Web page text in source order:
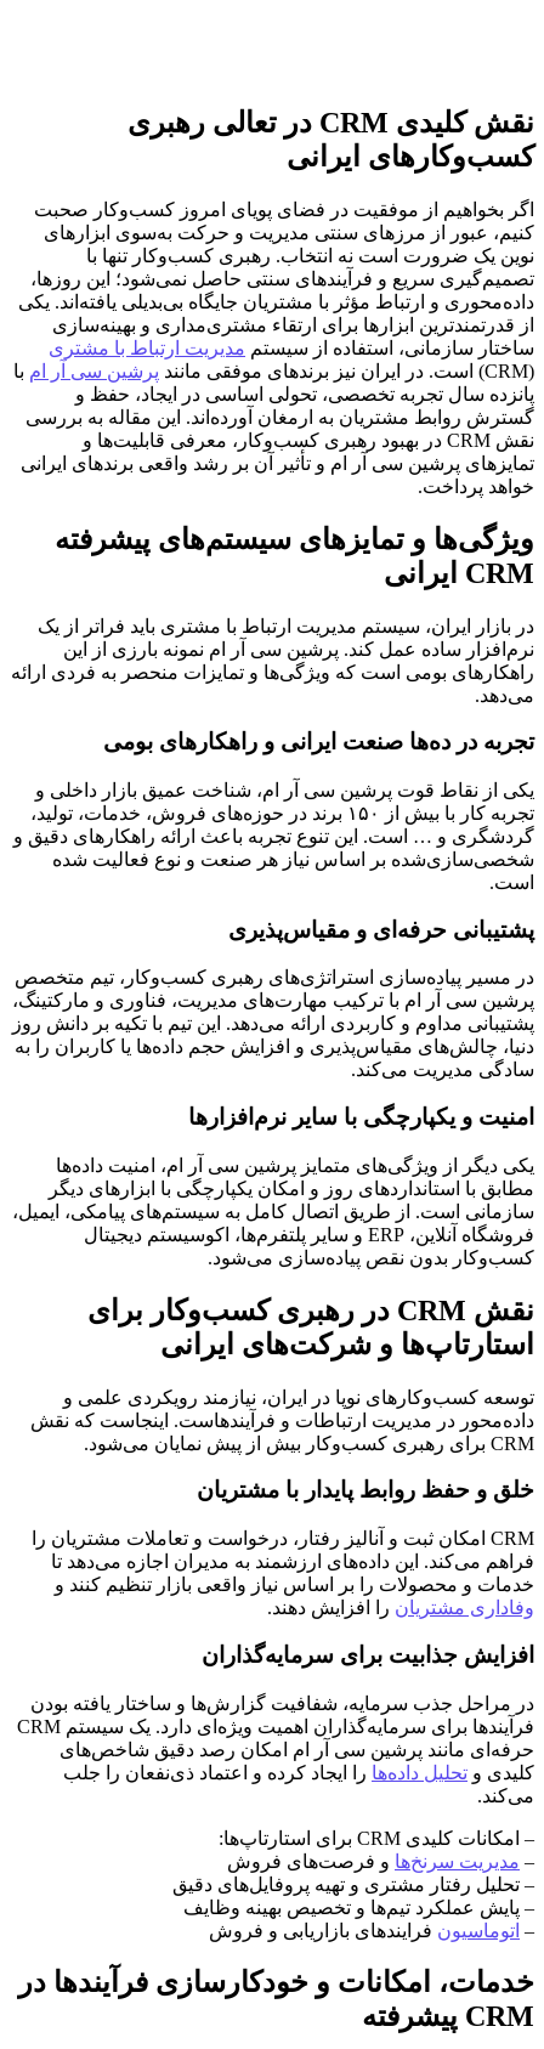
نقش کلیدی CRM در تعالی رهبری
کسب‌وکارهای ایرانی
اگر بخواهیم از موفقیت در فضای پویای امروز کسب‌وکار صحبت
کنیم، عبور از مرزهای سنتی مدیریت و حرکت به‌سوی ابزارهای
نوین یک ضرورت است نه انتخاب. رهبری کسب‌وکار تنها با
تصمیم‌گیری سریع و فرآیندهای سنتی حاصل نمی‌شود؛ این روزها،
داده‌محوری و ارتباط مؤثر با مشتریان جایگاه بی‌بدیلی یافته‌اند. یکی
از قدرتمندترین ابزارها برای ارتقاء مشتری‌مداری و بهینه‌سازی
ساختار سازمانی، استفاده از سیستم مدیریت ارتباط با مشتری
(CRM) است. در ایران نیز برندهای موفقی مانند
پرشین سی آر ام با
پانزده سال تجربه تخصصی، تحولی اساسی در ایجاد، حفظ و
گسترش روابط مشتریان به ارمغان آورده‌اند. این مقاله به بررسی
نقش CRM در بهبود رهبری کسب‌وکار، معرفی قابلیت‌ها و
تمایزهای پرشین سی آر ام و تأثیر آن بر رشد واقعی برندهای ایرانی
خواهد پرداخت.
ویژگی‌ها و تمایزهای سیستم‌های پیشرفته
CRM ایرانی
در بازار ایران، سیستم مدیریت ارتباط با مشتری باید فراتر از یک
نرم‌افزار ساده عمل کند. پرشین سی آر ام نمونه بارزی از این
راهکارهای بومی است که ویژگی‌ها و تمایزات منحصر به فردی ارائه
می‌دهد.
تجربه در ده‌ها صنعت ایرانی و راهکارهای بومی
یکی از نقاط قوت پرشین سی آر ام، شناخت عمیق بازار داخلی و
تجربه کار با بیش از ۱۵۰ برند در حوزه‌های فروش، خدمات، تولید،
گردشگری و … است. این تنوع تجربه باعث ارائه راهکارهای دقیق و
شخصی‌سازی‌شده بر اساس نیاز هر صنعت و نوع فعالیت شده
است.
پشتیبانی حرفه‌ای و مقیاس‌پذیری
در مسیر پیاده‌سازی استراتژی‌های رهبری کسب‌وکار، تیم متخصص
پرشین سی آر ام با ترکیب مهارت‌های مدیریت، فناوری و مارکتینگ،
پشتیبانی مداوم و کاربردی ارائه می‌دهد. این تیم با تکیه بر دانش روز
دنیا، چالش‌های مقیاس‌پذیری و افزایش حجم داده‌ها یا کاربران را به
سادگی مدیریت می‌کند.
امنیت و یکپارچگی با سایر نرم‌افزارها
یکی دیگر از ویژگی‌های متمایز پرشین سی آر ام، امنیت داده‌ها
مطابق با استانداردهای روز و امکان یکپارچگی با ابزارهای دیگر
سازمانی است. از طریق اتصال کامل به سیستم‌های پیامکی، ایمیل،
فروشگاه آنلاین، ERP و سایر پلتفرم‌ها، اکوسیستم دیجیتال
کسب‌وکار بدون نقص پیاده‌سازی می‌شود.
نقش CRM در رهبری کسب‌وکار برای
استارتاپ‌ها و شرکت‌های ایرانی
توسعه کسب‌وکارهای نوپا در ایران، نیازمند رویکردی علمی و
داده‌محور در مدیریت ارتباطات و فرآیندهاست. اینجاست که نقش
CRM برای رهبری کسب‌وکار بیش از پیش نمایان می‌شود.
خلق و حفظ روابط پایدار با مشتریان
CRM امکان ثبت و آنالیز رفتار، درخواست و تعاملات مشتریان را
فراهم می‌کند. این داده‌های ارزشمند به مدیران اجازه می‌دهد تا
خدمات و محصولات را بر اساس نیاز واقعی بازار تنظیم کنند و
وفاداری مشتریان را افزایش دهند.
افزایش جذابیت برای سرمایه‌گذاران
در مراحل جذب سرمایه، شفافیت گزارش‌‌ها و ساختار یافته بودن
فرآیندها برای سرمایه‌گذاران اهمیت ویژه‌ای دارد. یک سیستم CRM
حرفه‌ای مانند پرشین سی آر ام امکان رصد دقیق شاخص‌های
کلیدی و تحلیل داده‌ها را ایجاد کرده و اعتماد ذی‌نفعان را جلب
می‌کند.
– امکانات کلیدی CRM برای استارتاپ‌ها:
– مدیریت سرنخ‌ها و فرصت‌های فروش
– تحلیل رفتار مشتری و تهیه پروفایل‌های دقیق
– پایش عملکرد تیم‌ها و تخصیص بهینه وظایف
– اتوماسیون فرایندهای بازاریابی و فروش
خدمات، امکانات و خودکارسازی فرآیندها در
CRM پیشرفته